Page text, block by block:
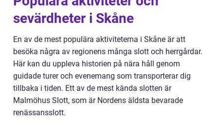
sevärdheter i Skåne
En av de mest populära aktiviteterna i Skåne är att
besöka några av regionens många slott och herrgårdar.
Här kan du uppleva historien på nära håll genom
guidade turer och evenemang som transporterar dig
tillbaka i tiden. Ett av de mest kända slotten är
Malmöhus Slott, som är Nordens äldsta bevarade
renässansslott.